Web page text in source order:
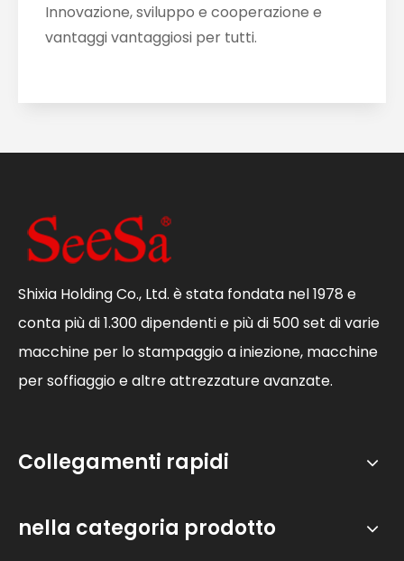
Innovazione, sviluppo e cooperazione e
vantaggi vantaggiosi per tutti.
Shixia Holding Co., Ltd. è stata fondata nel 1978 e
conta più di 1.300 dipendenti e più di 500 set di varie
macchine per lo stampaggio a iniezione, macchine
per soffiaggio e altre attrezzature avanzate.
Collegamenti rapidi
nella categoria prodotto